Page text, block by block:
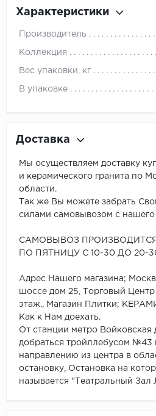
Характеристики
Производитель
Коллекция
Вес упаковки, кг
В упаковке
Доставка
Мы осуществляем доставку
и керамического гранита по
области.
Так же Вы можете забрать
силами самовывозом с нашего
САМОВЫВОЗ
ПО ПЯТНИЦУ С 10-30 ДО 20-
Адрес Нашего магазина;
шоссе дом 25, Торговый
этаж., Магазин Плитки;
Как к Нам доехать.
От станции метро
добраться тройллебусом
направлению из центра в
остановку, Остановка на
называется "Театральный Зал